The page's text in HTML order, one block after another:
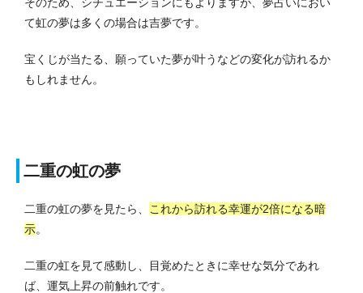
て虹の夢は多くの場合は吉夢です。
宝くじが当たる、願っていた夢が叶うなどの変化が訪れるか
もしれません。
二重の虹の夢
二重の虹の夢を見たら、
これから訪れる幸運が2倍になる暗
示。
二重の虹を見て感動し、目覚めたときに幸せな気分であれ
ば、運気上昇の前触れです。